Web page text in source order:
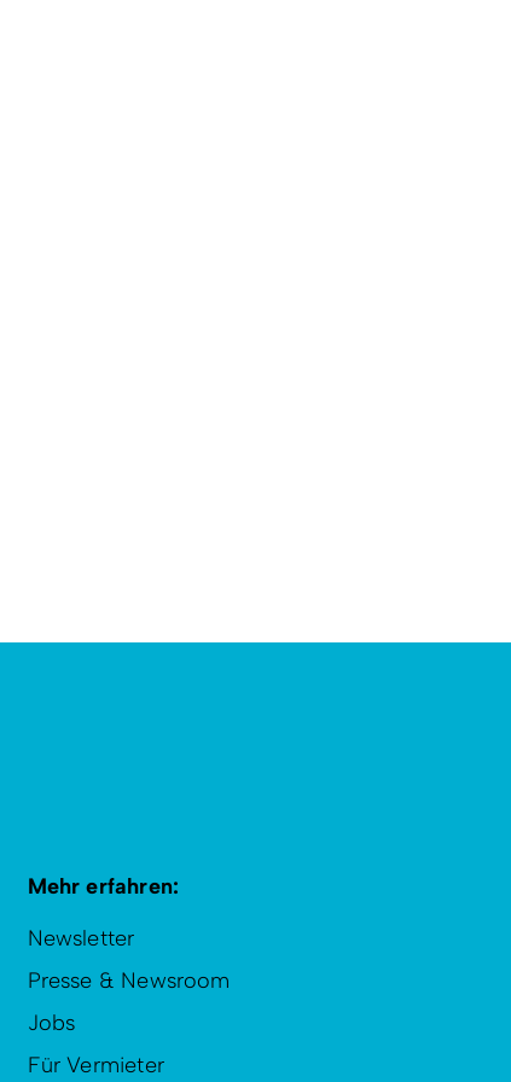
Mehr erfahren:
Newsletter
Presse & Newsroom
Jobs
Für Vermieter